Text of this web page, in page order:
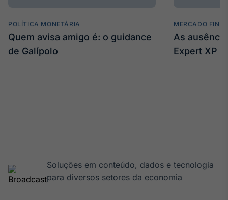
POLÍTICA MONETÁRIA
Quem avisa amigo é: o guidance
de Galípolo
MERCADO
As
Expert XP
Soluções em conteúdo, dados e tecnologia
para diversos setores da economia